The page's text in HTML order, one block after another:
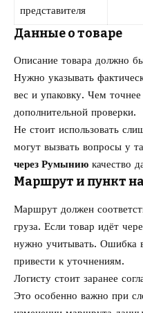
представителя
Данные о товаре
Описание товара должно
Нужно указывать
вес и упаковку. Чем
дополнительной проверки.
Не стоит использовать
могут вызвать вопросы у
через Румынию качество
Маршрут и пункт
Маршрут должен
груза. Если товар идёт
нужно учитывать. Ошибка
привести к уточнениям.
Логисту стоит заранее
Это особенно важно при